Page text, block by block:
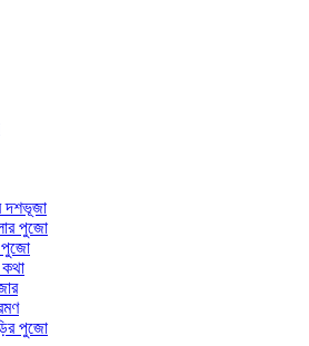
পুজো
পুজো
কথা
পুজো